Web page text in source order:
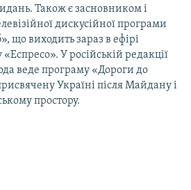
Також є засновником і
дискусійної програми
що виходить зараз в ефірі
У російській редакції
веде програму «Дороги до
Україні після Майдану і
простору.